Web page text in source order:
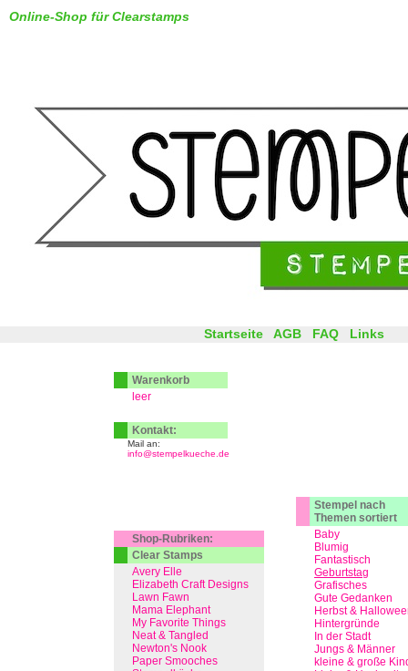
Online-Shop für Clearstamps
Stempel nach
Themen sortiert
Baby
Blumig
Fantastisch
Geburtstag
Grafisches
Gute Gedanken
Herbst &
Hintergründe
In der Stadt
Jungs & Männer
kleine & große
Startseite AGB FAQ Links
Warenkorb
leer
Kontakt:
Mail an:
info@stempelkueche.de
Shop-Rubriken:
Clear Stamps
Avery Elle
Elizabeth Craft Designs
Lawn Fawn
Mama Elephant
My Favorite Things
Neat & Tangled
Newton's Nook
Paper Smooches